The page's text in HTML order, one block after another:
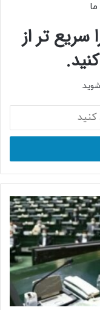
تر از